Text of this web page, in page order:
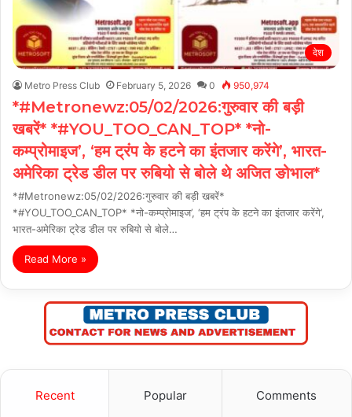
देश
Metro Press Club February 5, 2026 0 950,974
*#Metronewz:05/02/2026:गुरुवार की बड़ी
खबरें* *#YOU_TOO_CAN_TOP* *नो-
कम्प्रोमाइज’, ‘हम ट्रंप के हटने का इंतजार करेंगे’, भारत-
अमेरिका ट्रेड डील पर रुबियो से बोले थे अजित ङोभाल*
*#Metronewz:05/02/2026:गुरुवार की बड़ी खबरें*
*#YOU_TOO_CAN_TOP* *नो-कम्प्रोमाइज’, ‘हम ट्रंप के हटने का इंतजार करेंगे’,
भारत-अमेरिका ट्रेड डील पर रुबियो से बोले…
Read More »
Recent Popular Comments